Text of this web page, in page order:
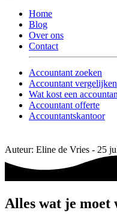
Home
Blog
Over ons
Contact
Accountant zoeken
Accountant vergelijken
Wat kost een
Accountant offerte
Accountantskantoor
Auteur: Eline de Vries - 25
Alles wat je moet